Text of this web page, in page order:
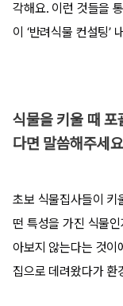
각해요. 이런 것들을
이 ‘반려식물 컨설팅’
식물을 키울 때
다면 말씀해주세요
초보 식물집사들이 키
떤 특성을 가진 식물
아보지 않는다는 것이
집으로 데려왔다가 환